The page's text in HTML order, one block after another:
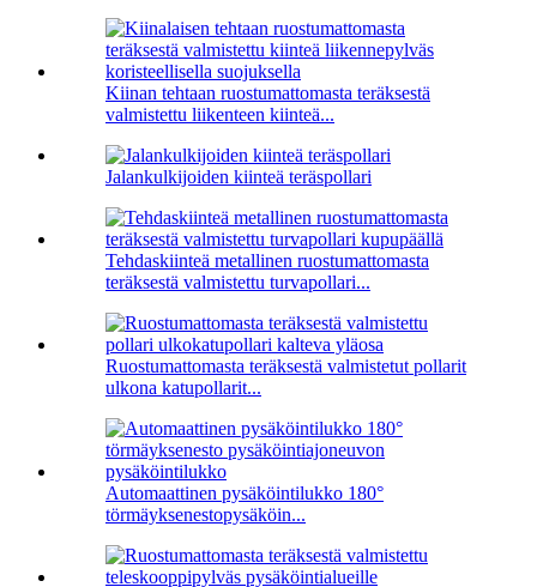
Kiinan tehtaan ruostumattomasta teräksestä
valmistettu liikenteen kiinteä...
Jalankulkijoiden kiinteä teräspollari
Tehdaskiinteä metallinen ruostumattomasta
teräksestä valmistettu turvapollari...
Ruostumattomasta teräksestä valmistetut pollarit
ulkona katupollarit...
Automaattinen pysäköintilukko 180°
törmäyksenestopysäköin...